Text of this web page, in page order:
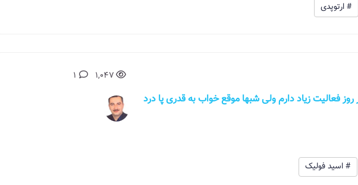
# ارتوپدی
در روز فعالیت زیاد دارم ولی شبها موقع خواب به قدری پا درد
# اسید فولیک
1,047
1